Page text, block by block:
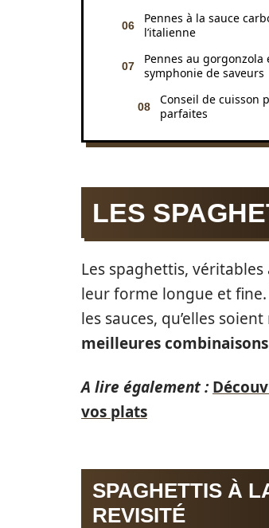
Pennes à la sauce
l’italienne
Pennes au gorgonzola
symphonie de saveurs
Conseil de cuisson
parfaites
LES
Les spaghettis,
leur forme longue et
les sauces, qu’elles
meilleures
A lire également :
vos plats
SPAGHETTIS À
REVISITÉ